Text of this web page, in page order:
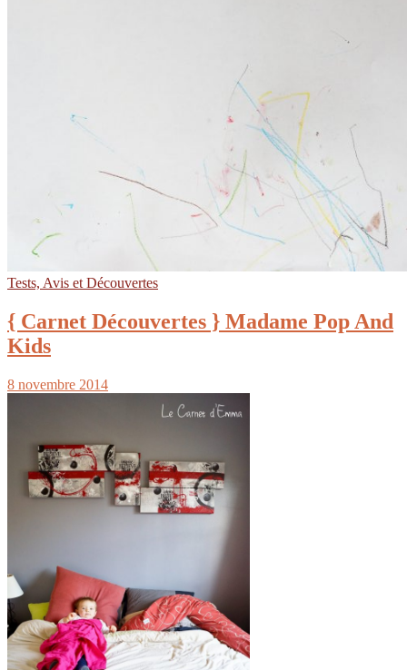
Tests, Avis et Découvertes
{ Carnet Découvertes } Madame Pop And
Kids
8 novembre 2014